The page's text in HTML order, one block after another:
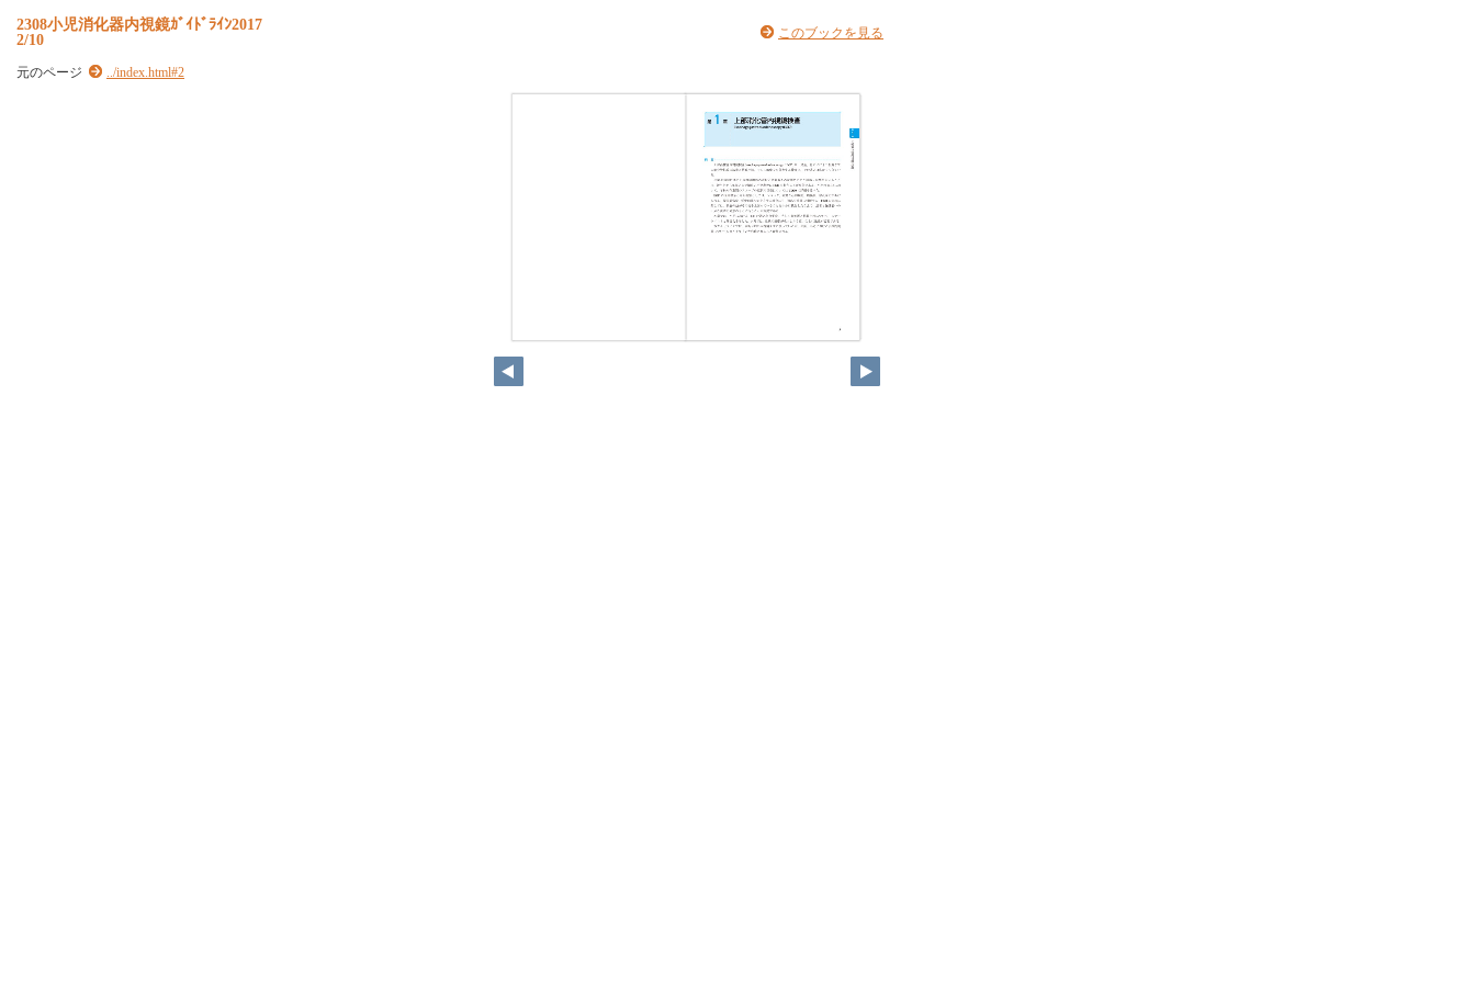
2308小児消化器内視鏡ｶﾞｲﾄﾞﾗｲﾝ2017
2/10
元のページ ../index.html#2
このブックを見る